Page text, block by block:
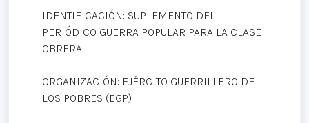
IDENTIFICACIÓN: SUPLEMENTO DEL
PERIÓDICO GUERRA POPULAR PARA LA CLASE
OBRERA
ORGANIZACIÓN: EJÉRCITO GUERRILLERO DE
LOS POBRES (EGP)